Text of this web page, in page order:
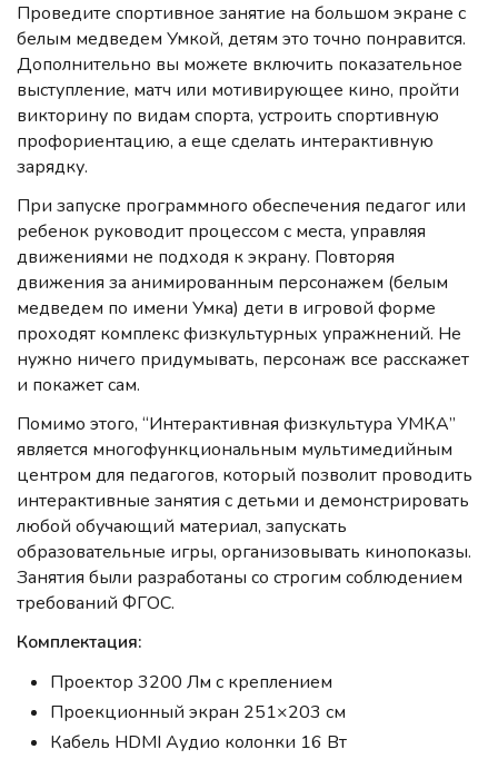
Проведите спортивное занятие на большом экране с
белым медведем Умкой, детям это точно понравится.
Дополнительно вы можете включить показательное
выступление, матч или мотивирующее кино, пройти
викторину по видам спорта, устроить спортивную
профориентацию, а еще сделать интерактивную
зарядку.
При запуске программного обеспечения педагог или
ребенок руководит процессом с места, управляя
движениями не подходя к экрану. Повторяя
движения за анимированным персонажем (белым
медведем по имени Умка) дети в игровой форме
проходят комплекс физкультурных упражнений. Не
нужно ничего придумывать, персонаж все расскажет
и покажет сам.
Помимо этого, “Интерактивная физкультура УМКА”
является многофункциональным мультимедийным
центром для педагогов, который позволит проводить
интерактивные занятия с детьми и демонстрировать
любой обучающий материал, запускать
образовательные игры, организовывать кинопоказы.
Занятия были разработаны со строгим соблюдением
требований ФГОС.
Комплектация:
Проектор 3200 Лм с креплением
Проекционный экран 251×203 см
Кабель HDMI Аудио колонки 16 Вт